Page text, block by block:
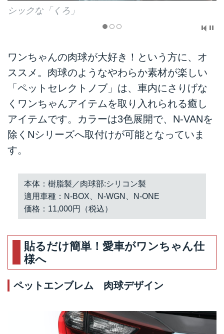
シックな「くろ」
ワンちゃんの肉球が大好き！という方に、オ
ススメ。肉球のようなやわらか素材が楽しい
「ペットセレクトノブ」は、車内にさりげな
くワンちゃんアイテムを取り入れられる癒し
アイテムです。カラーは3色展開で、N-VANを
除くNシリーズへ取付けが可能となっていま
す。
本体：樹脂製／肉球部:シリコン製
適用車種：N-BOX、N-WGN、N-ONE
価格：11,000円（税込）
貼るだけ簡単！愛車がワンちゃん仕
様へ
ペットエンブレム 肉球デザイン